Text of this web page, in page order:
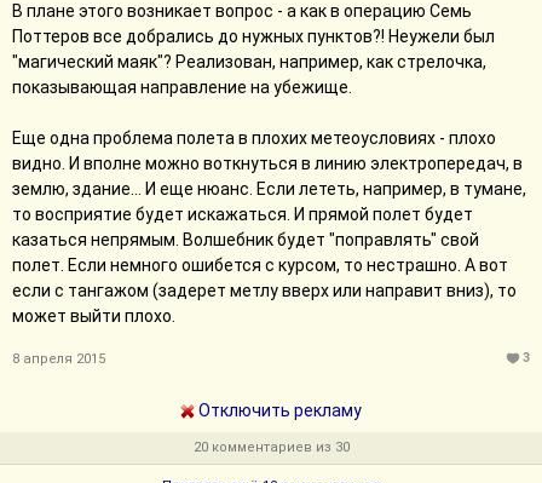
В плане этого возникает вопрос - а как в операцию Семь
Поттеров все добрались до нужных пунктов?! Неужели был
"магический маяк"? Реализован, например, как стрелочка,
показывающая направление на убежище.
Еще одна проблема полета в плохих метеоусловиях - плохо
видно. И вполне можно воткнуться в линию электропередач, в
землю, здание... И еще нюанс. Если лететь, например, в тумане,
то восприятие будет искажаться. И прямой полет будет
казаться непрямым. Волшебник будет "поправлять" свой
полет. Если немного ошибется с курсом, то нестрашно. А вот
если с тангажом (задерет метлу вверх или направит вниз), то
может выйти плохо.
8 апреля 2015 3
Отключить рекламу
20 комментариев из 30